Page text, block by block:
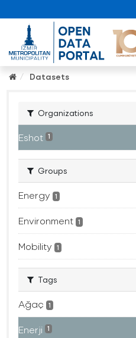
Datasets
Organizations
Eshot 1
Groups
Energy 1
Environment 1
Mobility 1
Tags
Ağaç 1
Enerji 1